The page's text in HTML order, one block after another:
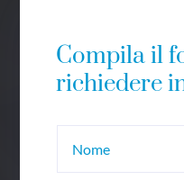
Compila il
richiedere